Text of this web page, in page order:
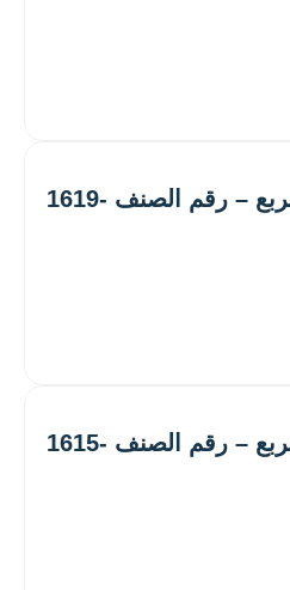
ورق جدران 16 متر مربع – رقم الصنف ‎1619-
ورق جدران 16 متر مربع – رقم الصنف ‎1615-